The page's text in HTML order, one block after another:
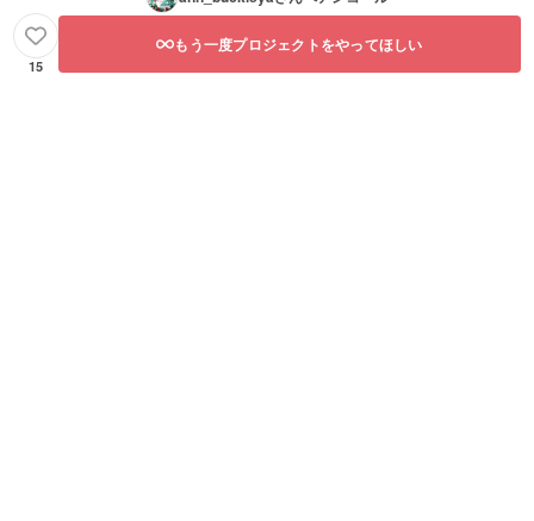
15
もう一度プロジェクトをやってほしい